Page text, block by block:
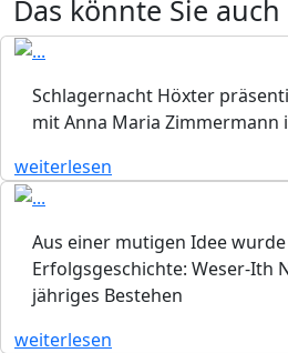
Das könnte Sie
Schlagernacht Höxter
mit Anna Maria Zimmermann
weiterlesen
Aus einer mutigen Idee
Erfolgsgeschichte: Weser-Ith
jähriges Bestehen
weiterlesen